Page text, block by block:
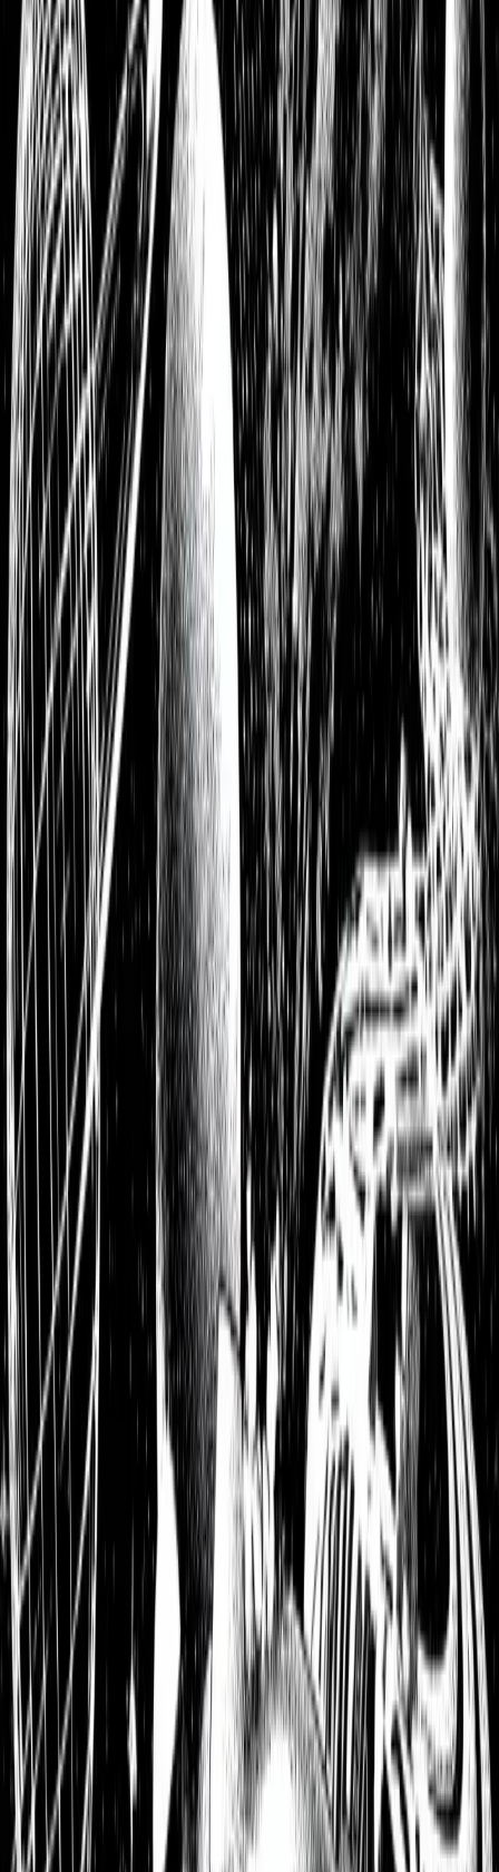
S&P Global Aktienanalyse: Der weltweit führende Verkäufer
von Vertrauen mit beeindruckenden Gewinnmargen